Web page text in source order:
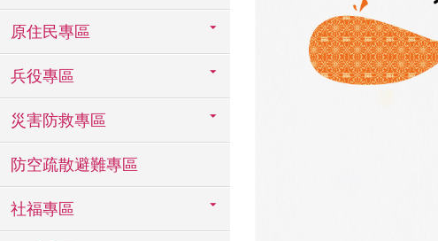
原住民專區
兵役專區
災害防救專區
防空疏散避難專區
社福專區